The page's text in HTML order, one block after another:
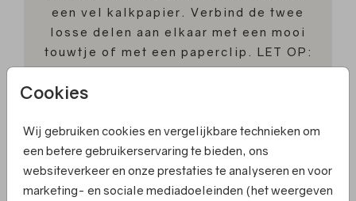
Cookies
Wij gebruiken cookies en vergelijkbare technieken om
een betere gebruikerservaring te bieden, ons
websiteverkeer en onze prestaties te analyseren en voor
marketing- en sociale mediadoeleinden (het weergeven
een vel kalkpapier. Verbind de twee
losse delen aan elkaar met een mooi
touwtje of met een paperclip. LET OP:
Om dit kaartje compleet te bestellen
heb je dus 2 kaarten nodig in het
kalkpapier en het achterblad.